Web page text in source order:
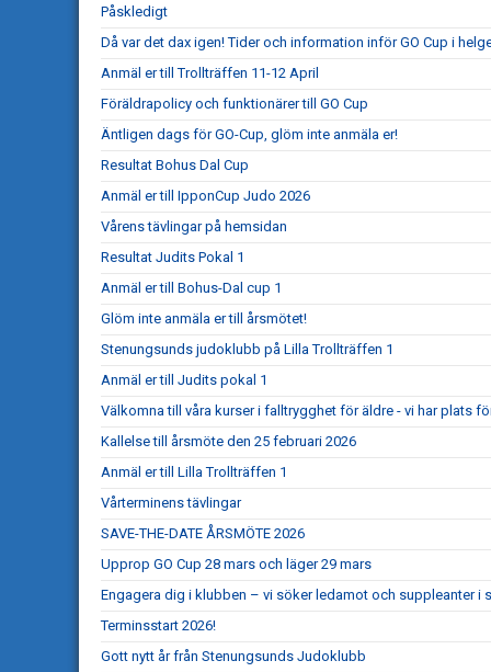
Påskledigt
Då var det dax igen! Tider och information inför GO Cup i
Anmäl er till Trollträffen 11-12 April
Föräldrapolicy och funktionärer till GO Cup
Äntligen dags för GO-Cup, glöm inte anmäla er!
Resultat Bohus Dal Cup
Anmäl er till IpponCup Judo 2026
Vårens tävlingar på hemsidan
Resultat Judits Pokal 1
Anmäl er till Bohus-Dal cup 1
Glöm inte anmäla er till årsmötet!
Stenungsunds judoklubb på Lilla Trollträffen 1
Anmäl er till Judits pokal 1
Välkomna till våra kurser i falltrygghet för äldre - vi har plats
Kallelse till årsmöte den 25 februari 2026
Anmäl er till Lilla Trollträffen 1
Vårterminens tävlingar
SAVE-THE-DATE ÅRSMÖTE 2026
Upprop GO Cup 28 mars och läger 29 mars
Engagera dig i klubben – vi söker ledamot och suppleanter i
Terminsstart 2026!
Gott nytt år från Stenungsunds Judoklubb